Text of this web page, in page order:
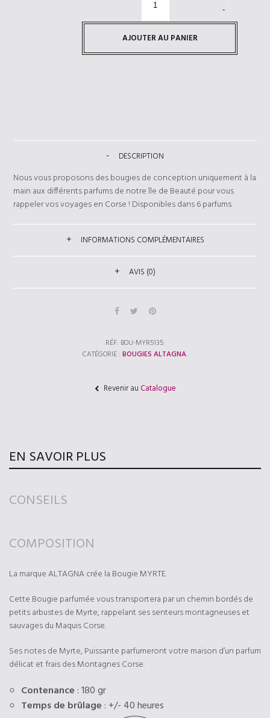
AJOUTER AU PANIER
DESCRIPTION
Nous vous proposons des bougies de conception uniquement à la
main aux différents parfums de notre île de Beauté pour vous
rappeler vos voyages en Corse ! Disponibles dans 6 parfums.
INFORMATIONS COMPLÉMENTAIRES
AVIS (0)
RÉF: BOU-MYR5135.
CATÉGORIE :BOUGIES ALTAGNA.
Revenir auCatalogue
EN SAVOIR PLUS
CONSEILS
COMPOSITION
La marque ALTAGNA crée la Bougie MYRTE.
Cette Bougie parfumée vous transportera par un chemin bordés de
petits arbustes de Myrte, rappelant ses senteurs montagneuses et
sauvages du Maquis Corse.
Ses notes de Myrte, Puissante parfumeront votre maison d’un parfum
délicat et frais des Montagnes Corse.
Contenance : 180 gr
Temps de brûlage : +/- 40 heures